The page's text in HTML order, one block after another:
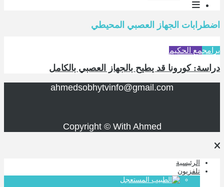
اضطرابات الجهاز العصبي المحيطي
برامجمع الحكيم
دراسة: كورونا قد يطيح بالجهاز العصبي بالكامل
ahmedsobhytvinfo@gmail.com
Copyright © With Ahmed
الرئيسية
تلفزيون